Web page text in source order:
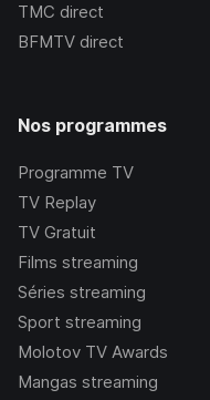
TMC direct
BFMTV direct
Nos programmes
Programme TV
TV Replay
TV Gratuit
Films streaming
Séries streaming
Sport streaming
Molotov TV Awards
Mangas streaming